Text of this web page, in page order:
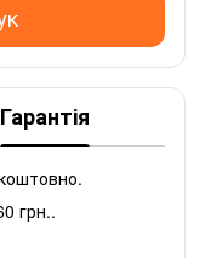
Гарантія
грн..